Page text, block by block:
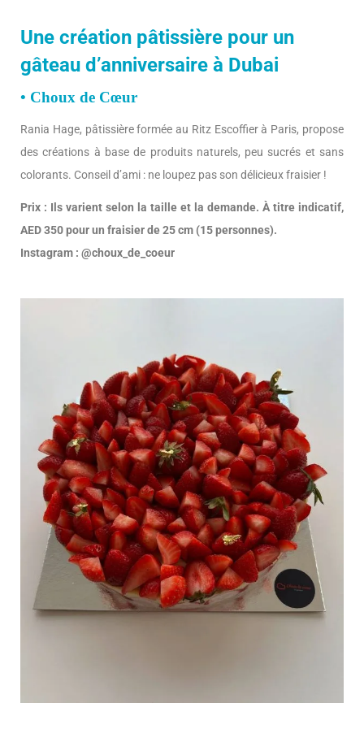
Une création pâtissière pour un
gâteau d’anniversaire à Dubai
• Choux de Cœur
Rania Hage, pâtissière formée au Ritz Escoffier à Paris, propose
des créations à base de produits naturels, peu sucrés et sans
colorants. Conseil d’ami : ne loupez pas son délicieux fraisier !
Prix : Ils varient selon la taille et la demande. À titre indicatif,
AED 350 pour un fraisier de 25 cm (15 personnes).
Instagram : @choux_de_coeur